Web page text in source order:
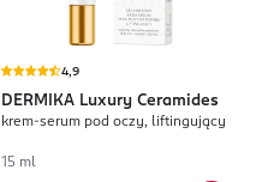
4,9
DERMIKA Luxury Ceramides
krem-serum pod oczy, liftingujący
15 ml